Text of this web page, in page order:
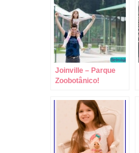
Joinville – Parque
Zoobotânico!